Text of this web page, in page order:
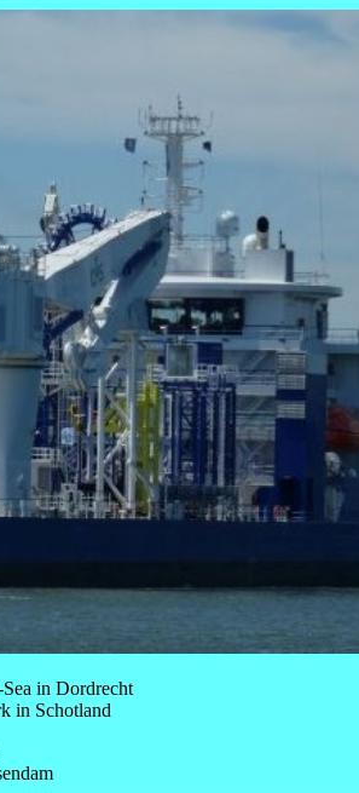
in Dordrecht
in Schotland